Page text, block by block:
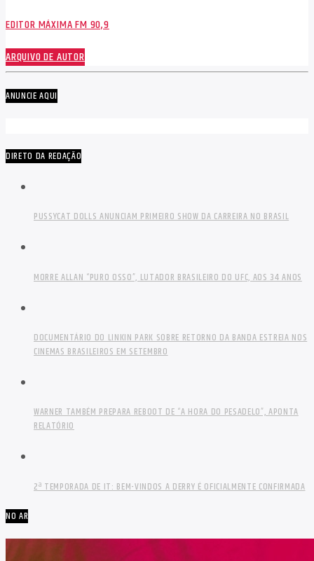
EDITOR MÁXIMA FM 90,9
ARQUIVO DE AUTOR
ANUNCIE AQUI
DIRETO DA REDAÇÃO
PUSSYCAT DOLLS ANUNCIAM PRIMEIRO SHOW DA CARREIRA NO BRASIL
MORRE ALLAN “PURO OSSO”, LUTADOR BRASILEIRO DO UFC, AOS 34 ANOS
DOCUMENTÁRIO DO LINKIN PARK SOBRE RETORNO DA BANDA ESTREIA NOS
CINEMAS BRASILEIROS EM SETEMBRO
WARNER TAMBÉM PREPARA REBOOT DE “A HORA DO PESADELO”, APONTA
RELATÓRIO
2ª TEMPORADA DE IT: BEM-VINDOS A DERRY É OFICIALMENTE CONFIRMADA
NO AR